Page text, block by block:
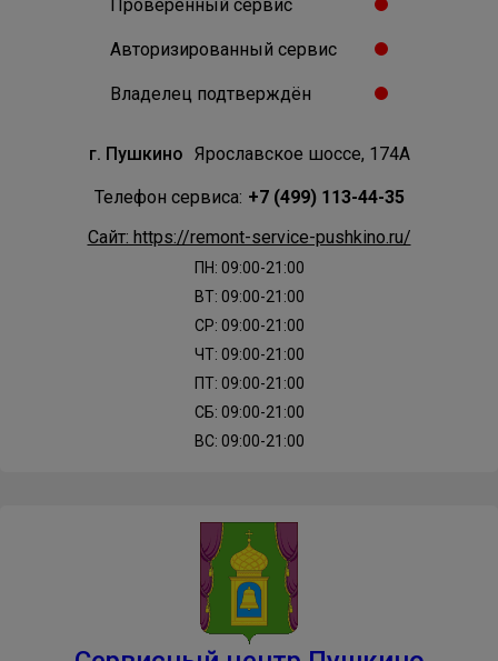
Проверенный сервис
Авторизированный сервис
Владелец подтверждён
г. Пушкино Ярославское шоссе, 174А
Телефон сервиса: +7 (499) 113-44-35
Сайт: https://remont-service-pushkino.ru/
ПН: 09:00-21:00
ВТ: 09:00-21:00
СР: 09:00-21:00
ЧТ: 09:00-21:00
ПТ: 09:00-21:00
СБ: 09:00-21:00
ВС: 09:00-21:00